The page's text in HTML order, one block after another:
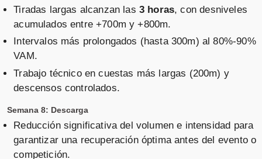
Tiradas largas alcanzan las 3 horas, con desniveles
acumulados entre +700m y +800m.
Intervalos más prolongados (hasta 300m) al 80%-90%
VAM.
Trabajo técnico en cuestas más largas (200m) y
descensos controlados.
Semana 8: Descarga
Reducción significativa del volumen e intensidad para
garantizar una recuperación óptima antes del evento o
competición.